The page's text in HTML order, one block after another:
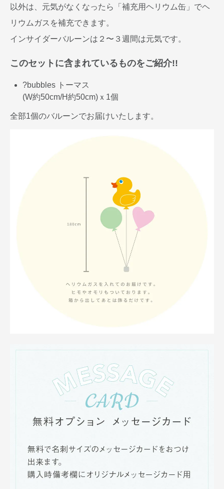
以外は、元気がなくなったら「補充用ヘリウム缶」でヘ
リウムガスを補充できます。
インサイダーバルーンは２〜３週間は元気です。
このセットに含まれているものをご紹介!!
?bubbles トーマス
(W約50cm/H約50cm)ｘ1個
全部1個のバルーンでお届けいたします。